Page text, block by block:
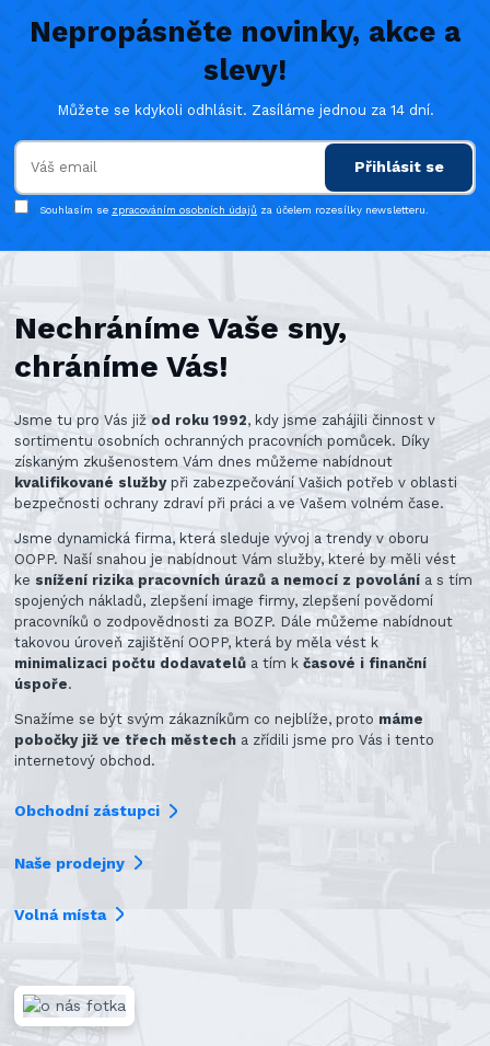
Nepropásněte novinky, akce a
slevy!
Můžete se kdykoli odhlásit. Zasíláme jednou za 14 dní.
Přihlásit se
Souhlasím se zpracováním osobních údajů za účelem rozesílky newsletteru.
Nechráníme Vaše sny,
chráníme Vás!
Jsme tu pro Vás již od roku 1992, kdy jsme zahájili činnost v
sortimentu osobních ochranných pracovních pomůcek. Díky
získaným zkušenostem Vám dnes můžeme nabídnout
kvalifikované službypři zabezpečování Vašich potřeb v oblasti
bezpečnosti ochrany zdraví při práci a ve Vašem volném čase.
Jsme dynamická firma, která sleduje vývoj a trendy v oboru
OOPP. Naší snahou je nabídnout Vám služby, které by měli vést
ke snížení rizika pracovních úrazů a nemocí z povolání a s tím
spojených nákladů, zlepšení image firmy, zlepšení povědomí
pracovníků o zodpovědnosti za BOZP. Dále můžeme nabídnout
takovou úroveň zajištění OOPP, která by měla vést k
minimalizaci počtu dodavatelů a tím kčasové i finanční
úspoře.
Snažíme se být svým zákazníkům co nejblíže, proto máme
pobočky již ve třech městech a zřídili jsme pro Vás i tento
internetový obchod.
Obchodní zástupci
Naše prodejny
Volná místa